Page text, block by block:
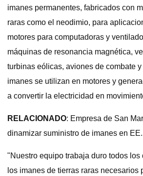
imanes permanentes, fabricados con
raras como el neodimio, para
motores para computadoras y
máquinas de resonancia magnética,
turbinas eólicas, aviones de combate
imanes se utilizan en motores y
a convertir la electricidad en
RELACIONADO: Empresa de San
dinamizar suministro de imanes en
"Nuestro equipo trabaja duro todos los
los imanes de tierras raras necesarios